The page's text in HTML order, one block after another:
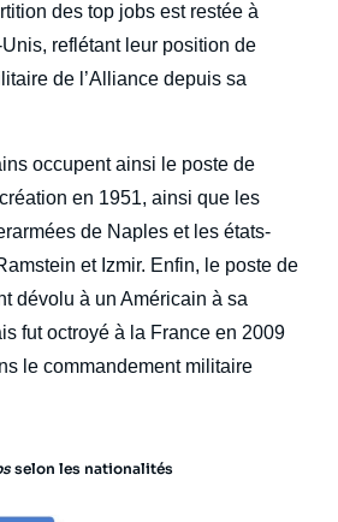
des top jobs est restée à
Unis, reflétant leur position de
de l’Alliance depuis sa
occupent ainsi le poste de
en 1951, ainsi que les
de Naples et les états-
et Izmir. Enfin, le poste de
dévolu à un Américain à sa
fut octroyé à la France en 2009
le commandement militaire
selon les nationalités